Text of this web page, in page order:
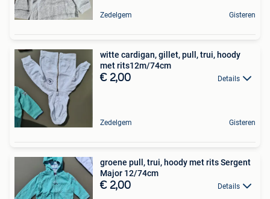
Zedelgem Gisteren
witte cardigan, gillet, pull, trui, hoody
met rits12m/74cm
€ 2,00 Details
Zedelgem Gisteren
groene pull, trui, hoody met rits Sergent
Major 12/74cm
€ 2,00 Details